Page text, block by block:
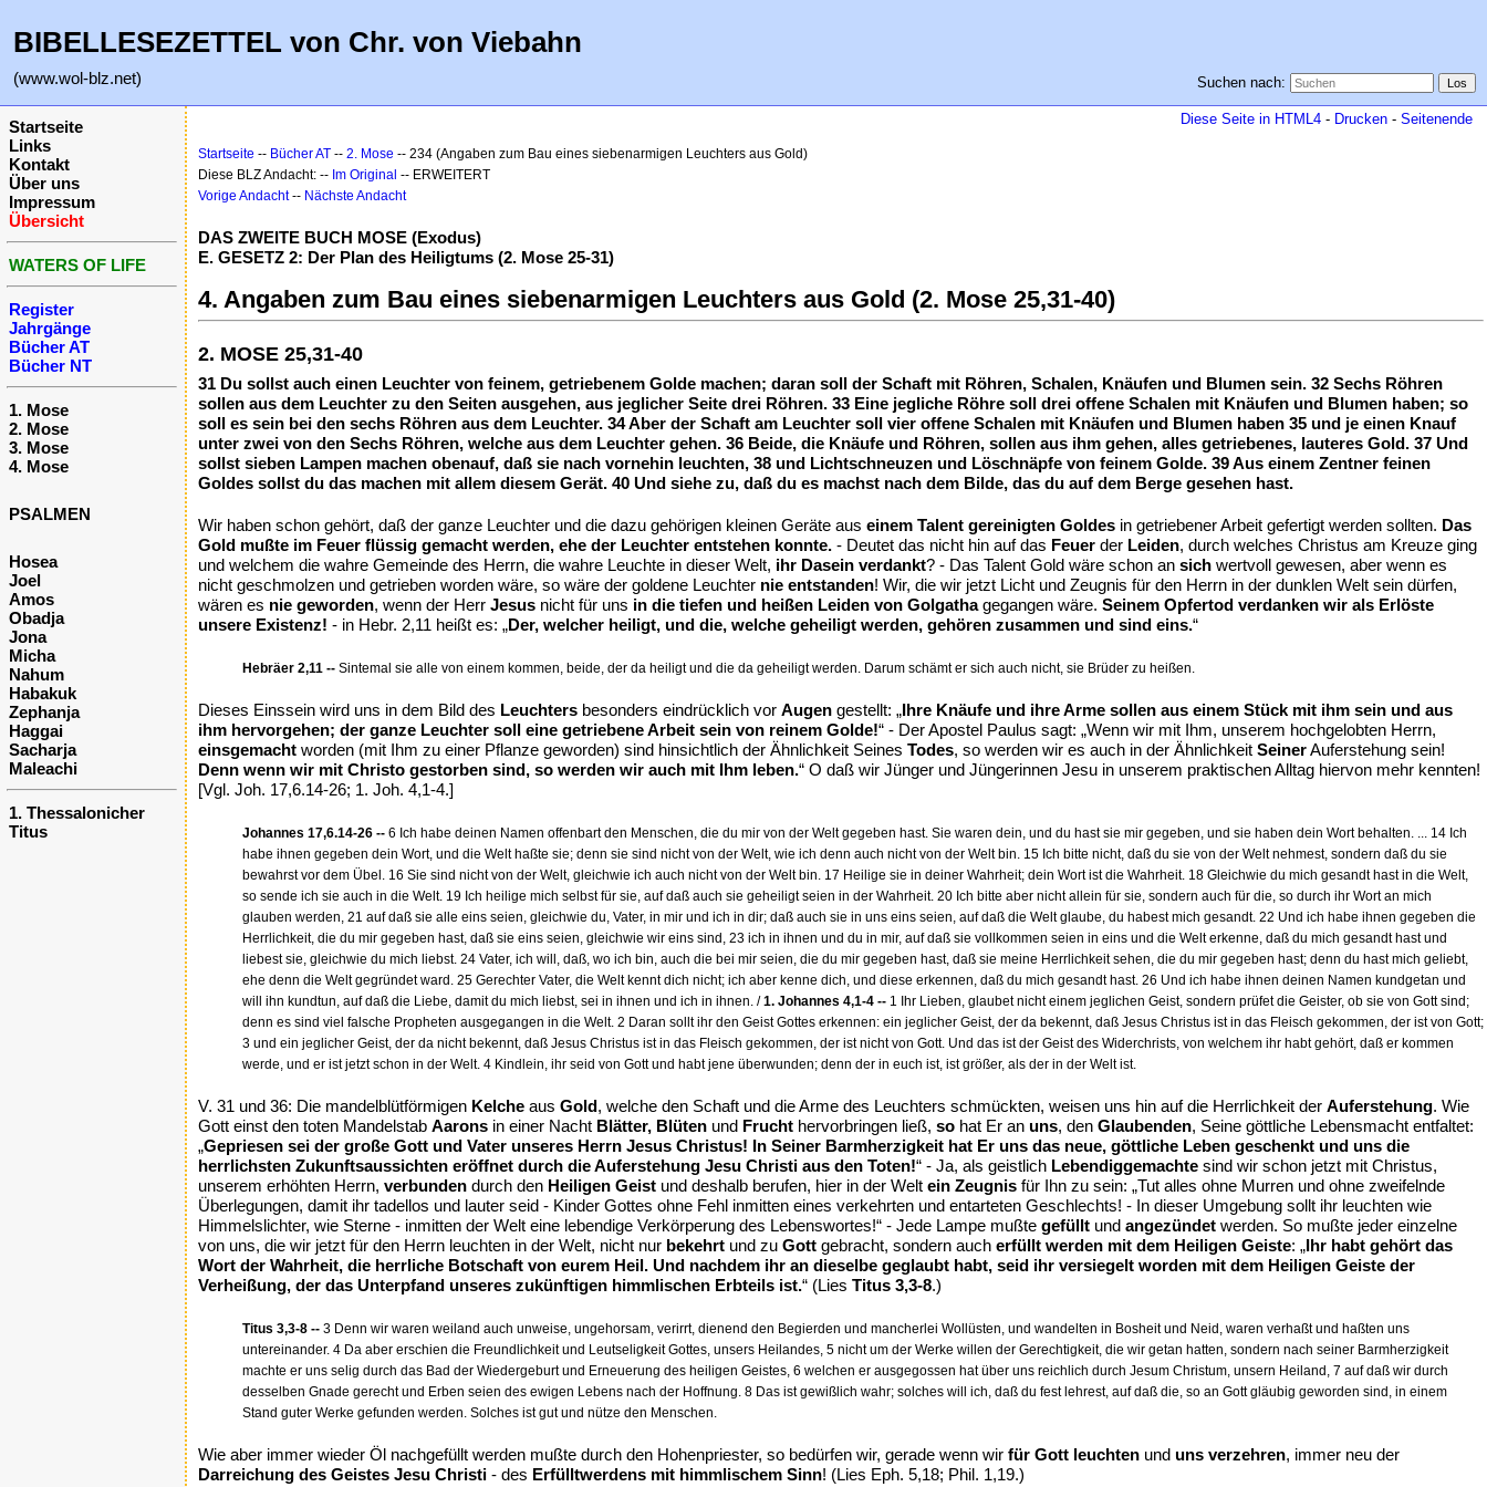
BIBELLESEZETTEL von Chr. von Viebahn
(www.wol-blz.net) Suchen nach:
Startseite
Links
Kontakt
Über uns
Impressum
Übersicht
WATERS OF LIFE
Register
Jahrgänge
Bücher AT
Bücher NT
1. Mose
2. Mose
3. Mose
4. Mose
PSALMEN
Hosea
Joel
Amos
Obadja
Jona
Micha
Nahum
Habakuk
Zephanja
Haggai
Sacharja
Maleachi
1. Thessalonicher
Titus
Diese Seite in HTML4 - Drucken - Seitenende
Startseite -- Bücher AT -- 2. Mose -- 234 (Angaben zum Bau eines siebenarmigen Leuchters aus Gold)
Diese BLZ Andacht: -- Im Original -- ERWEITERT
Vorige Andacht-- Nächste Andacht
DAS ZWEITE BUCH MOSE (Exodus)
E. GESETZ 2: Der Plan des Heiligtums (2. Mose 25-31)
4. Angaben zum Bau eines siebenarmigen Leuchters aus Gold (2. Mose 25,31-40)
2. MOSE 25,31-40
31 Du sollst auch einen Leuchter von feinem, getriebenem Golde machen; daran soll der Schaft mit Röhren, Schalen, Knäufen und Blumen sein. 32 Sechs Röhren
sollen aus dem Leuchter zu den Seiten ausgehen, aus jeglicher Seite drei Röhren. 33 Eine jegliche Röhre soll drei offene Schalen mit Knäufen und Blumen haben; so
soll es sein bei den sechs Röhren aus dem Leuchter. 34 Aber der Schaft am Leuchter soll vier offene Schalen mit Knäufen und Blumen haben 35 und je einen Knauf
unter zwei von den Sechs Röhren, welche aus dem Leuchter gehen. 36 Beide, die Knäufe und Röhren, sollen aus ihm gehen, alles getriebenes, lauteres Gold. 37 Und
sollst sieben Lampen machen obenauf, daß sie nach vornehin leuchten, 38 und Lichtschneuzen und Löschnäpfe von feinem Golde. 39 Aus einem Zentner feinen
Goldes sollst du das machen mit allem diesem Gerät. 40 Und siehe zu, daß du es machst nach dem Bilde, das du auf dem Berge gesehen hast.
Wir haben schon gehört, daß der ganze Leuchter und die dazu gehörigen kleinen Geräte aus einem Talent gereinigten Goldes in getriebener Arbeit gefertigt werden sollten. Das
Gold mußte im Feuer flüssig gemacht werden, ehe der Leuchter entstehen konnte. - Deutet das nicht hin auf das Feuer der Leiden, durch welches Christus am Kreuze ging
und welchem die wahre Gemeinde des Herrn, die wahre Leuchte in dieser Welt, ihr Dasein verdankt? - Das Talent Gold wäre schon an sich wertvoll gewesen, aber wenn es
nicht geschmolzen und getrieben worden wäre, so wäre der goldene Leuchter nie entstanden! Wir, die wir jetzt Licht und Zeugnis für den Herrn in der dunklen Welt sein dürfen,
wären es nie geworden, wenn der Herr Jesus nicht für uns in die tiefen und heißen Leiden von Golgathagegangen wäre. Seinem Opfertod verdanken wir als Erlöste
unsere Existenz! - in Hebr. 2,11 heißt es: „Der, welcher heiligt, und die, welche geheiligt werden, gehören zusammen und sind eins.“
Hebräer 2,11 -- Sintemal sie alle von einem kommen, beide, der da heiligt und die da geheiligt werden. Darum schämt er sich auch nicht, sie Brüder zu heißen.
Dieses Einssein wird uns in dem Bild des Leuchters besonders eindrücklich vor Augen gestellt: „Ihre Knäufe und ihre Arme sollen aus einem Stück mit ihm sein und aus
ihm hervorgehen; der ganze Leuchter soll eine getriebene Arbeit sein von reinem Golde!“ - Der Apostel Paulus sagt: „Wenn wir mit Ihm, unserem hochgelobten Herrn,
einsgemacht worden (mit Ihm zu einer Pflanze geworden) sind hinsichtlich der Ähnlichkeit Seines Todes, so werden wir es auch in der Ähnlichkeit SeinerAuferstehung sein!
Denn wenn wir mit Christo gestorben sind, so werden wir auch mit Ihm leben.“ O daß wir Jünger und Jüngerinnen Jesu in unserem praktischen Alltag hiervon mehr kennten!
[Vgl. Joh. 17,6.14-26; 1. Joh. 4,1-4.]
Johannes 17,6.14-26 -- 6 Ich habe deinen Namen offenbart den Menschen, die du mir von der Welt gegeben hast. Sie waren dein, und du hast sie mir gegeben, und sie haben dein Wort behalten. ... 14 Ich
habe ihnen gegeben dein Wort, und die Welt haßte sie; denn sie sind nicht von der Welt, wie ich denn auch nicht von der Welt bin. 15 Ich bitte nicht, daß du sie von der Welt nehmest, sondern daß du sie
bewahrst vor dem Übel. 16 Sie sind nicht von der Welt, gleichwie ich auch nicht von der Welt bin. 17 Heilige sie in deiner Wahrheit; dein Wort ist die Wahrheit. 18 Gleichwie du mich gesandt hast in die Welt,
so sende ich sie auch in die Welt. 19 Ich heilige mich selbst für sie, auf daß auch sie geheiligt seien in der Wahrheit. 20 Ich bitte aber nicht allein für sie, sondern auch für die, so durch ihr Wort an mich
glauben werden, 21 auf daß sie alle eins seien, gleichwie du, Vater, in mir und ich in dir; daß auch sie in uns eins seien, auf daß die Welt glaube, du habest mich gesandt. 22 Und ich habe ihnen gegeben die
Herrlichkeit, die du mir gegeben hast, daß sie eins seien, gleichwie wir eins sind, 23 ich in ihnen und du in mir, auf daß sie vollkommen seien in eins und die Welt erkenne, daß du mich gesandt hast und
liebest sie, gleichwie du mich liebst. 24 Vater, ich will, daß, wo ich bin, auch die bei mir seien, die du mir gegeben hast, daß sie meine Herrlichkeit sehen, die du mir gegeben hast; denn du hast mich geliebt,
ehe denn die Welt gegründet ward. 25 Gerechter Vater, die Welt kennt dich nicht; ich aber kenne dich, und diese erkennen, daß du mich gesandt hast. 26 Und ich habe ihnen deinen Namen kundgetan und
will ihn kundtun, auf daß die Liebe, damit du mich liebst, sei in ihnen und ich in ihnen. /1. Johannes 4,1-4 -- 1 Ihr Lieben, glaubet nicht einem jeglichen Geist, sondern prüfet die Geister, ob sie von Gott sind;
denn es sind viel falsche Propheten ausgegangen in die Welt. 2 Daran sollt ihr den Geist Gottes erkennen: ein jeglicher Geist, der da bekennt, daß Jesus Christus ist in das Fleisch gekommen, der ist von Gott;
3 und ein jeglicher Geist, der da nicht bekennt, daß Jesus Christus ist in das Fleisch gekommen, der ist nicht von Gott. Und das ist der Geist des Widerchrists, von welchem ihr habt gehört, daß er kommen
werde, und er ist jetzt schon in der Welt. 4 Kindlein, ihr seid von Gott und habt jene überwunden; denn der in euch ist, ist größer, als der in der Welt ist.
V. 31 und 36: Die mandelblütförmigen Kelche aus Gold, welche den Schaft und die Arme des Leuchters schmückten, weisen uns hin auf die Herrlichkeit der Auferstehung. Wie
Gott einst den toten Mandelstab Aarons in einer Nacht Blätter, Blüten und Frucht hervorbringen ließ, so hat Er an uns, den Glaubenden, Seine göttliche Lebensmacht entfaltet:
„Gepriesen sei der große Gott und Vater unseres Herrn Jesus Christus! In Seiner Barmherzigkeit hat Er uns das neue, göttliche Leben geschenkt und uns die
herrlichsten Zukunftsaussichten eröffnet durch die Auferstehung Jesu Christi aus den Toten!“ - Ja, als geistlich Lebendiggemachte sind wir schon jetzt mit Christus,
unserem erhöhten Herrn, verbunden durch den Heiligen Geist und deshalb berufen, hier in der Welt ein Zeugnis für Ihn zu sein: „Tut alles ohne Murren und ohne zweifelnde
Überlegungen, damit ihr tadellos und lauter seid - Kinder Gottes ohne Fehl inmitten eines verkehrten und entarteten Geschlechts! - In dieser Umgebung sollt ihr leuchten wie
Himmelslichter, wie Sterne - inmitten der Welt eine lebendige Verkörperung des Lebenswortes!“ - Jede Lampe mußte gefüllt und angezündet werden. So mußte jeder einzelne
von uns, die wir jetzt für den Herrn leuchten in der Welt, nicht nur bekehrt und zu Gott gebracht, sondern auch erfüllt werden mit dem Heiligen Geiste: „Ihr habt gehört das
Wort der Wahrheit, die herrliche Botschaft von eurem Heil. Und nachdem ihr an dieselbe geglaubt habt, seid ihr versiegelt worden mit dem Heiligen Geiste der
Verheißung, der das Unterpfand unseres zukünftigen himmlischen Erbteils ist.“ (Lies Titus 3,3-8.)
Titus 3,3-8 -- 3 Denn wir waren weiland auch unweise, ungehorsam, verirrt, dienend den Begierden und mancherlei Wollüsten, und wandelten in Bosheit und Neid, waren verhaßt und haßten uns
untereinander. 4 Da aber erschien die Freundlichkeit und Leutseligkeit Gottes, unsers Heilandes, 5 nicht um der Werke willen der Gerechtigkeit, die wir getan hatten, sondern nach seiner Barmherzigkeit
machte er uns selig durch das Bad der Wiedergeburt und Erneuerung des heiligen Geistes, 6 welchen er ausgegossen hat über uns reichlich durch Jesum Christum, unsern Heiland, 7 auf daß wir durch
desselben Gnade gerecht und Erben seien des ewigen Lebens nach der Hoffnung. 8 Das ist gewißlich wahr; solches will ich, daß du fest lehrest, auf daß die, so an Gott gläubig geworden sind, in einem
Stand guter Werke gefunden werden. Solches ist gut und nütze den Menschen.
Wie aber immer wieder Öl nachgefüllt werden mußte durch den Hohenpriester, so bedürfen wir, gerade wenn wir für Gott leuchten und uns verzehren, immer neu der
Darreichung des Geistes Jesu Christi - des Erfülltwerdens mit himmlischem Sinn! (Lies Eph. 5,18; Phil. 1,19.)